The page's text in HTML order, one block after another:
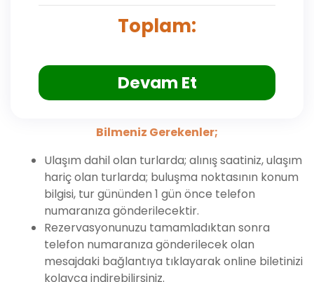
Toplam:
Devam Et
Bilmeniz Gerekenler;
Ulaşım dahil olan turlarda; alınış saatiniz, ulaşım
hariç olan turlarda; buluşma noktasının konum
bilgisi, tur gününden 1 gün önce telefon
numaranıza gönderilecektir.
Rezervasyonunuzu tamamladıktan sonra
telefon numaranıza gönderilecek olan
mesajdaki bağlantıya tıklayarak online biletinizi
kolayca indirebilirsiniz.